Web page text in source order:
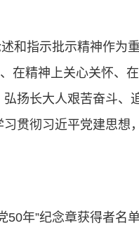
和指示批示精神作为
在精神上关心关怀、
扬长大人艰苦奋斗、
贯彻习近平党建思想
年”纪念章获得者名